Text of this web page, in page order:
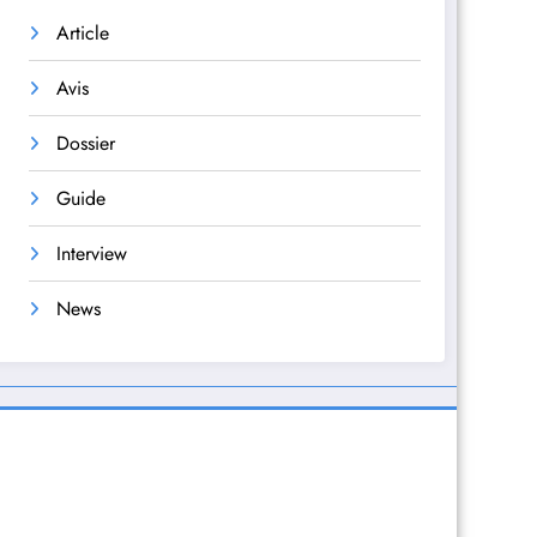
Article
Avis
Dossier
Guide
Interview
News